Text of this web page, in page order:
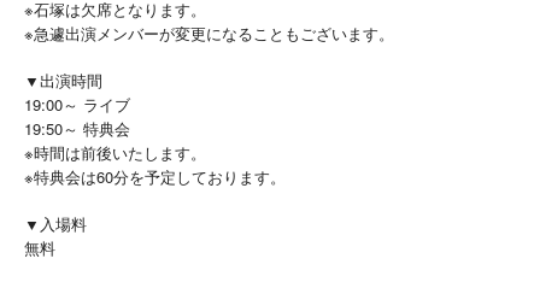
※石塚は欠席となります。
※急遽出演メンバーが変更になることもございます。
▼出演時間
19:00～ ライブ
19:50～ 特典会
※時間は前後いたします。
※特典会は60分を予定しております。
▼入場料
無料